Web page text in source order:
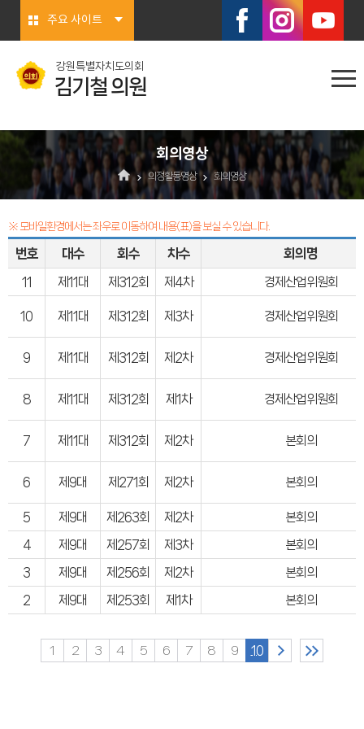
주요 사이트
강원특별자치도의회
김기철 의원
회의영상
의정활동영상 회의영상
※ 모바일환경에서는 좌우로 이동하여 내용(표)을 보실 수 있습니다.
번호 대수 회수 차수 회의명
11 제11대 제312회 제4차 경제산업위원회
10 제11대 제312회 제3차 경제산업위원회
9 제11대 제312회 제2차 경제산업위원회
8 제11대 제312회 제1차 경제산업위원회
7 제11대 제312회 제2차 본회의
6 제9대 제271회 제2차 본회의
5 제9대 제263회 제2차
본회의
4
제9대 제257회 제3차
본회의
3
제9대 제256회 제2차
본회의
2
제9대 제253회 제1차 본회의
1 2 3 4 5 6 7 8 9 10